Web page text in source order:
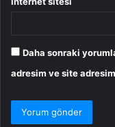
Daha sonraki
adresim ve site